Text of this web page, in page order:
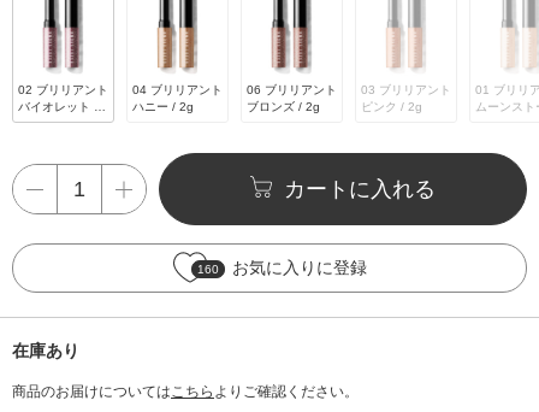
02 ブリリアント
バイオレット / 2
g
04 ブリリアント
ハニー / 2g
06 ブリリアント
ブロンズ / 2g
03 ブリリアント
ピンク / 2g
01 ブリリ
ムーンスト
カートに入れる
160 お気に入りに登録
在庫あり
商品のお届けについてはこちら よりご確認ください。